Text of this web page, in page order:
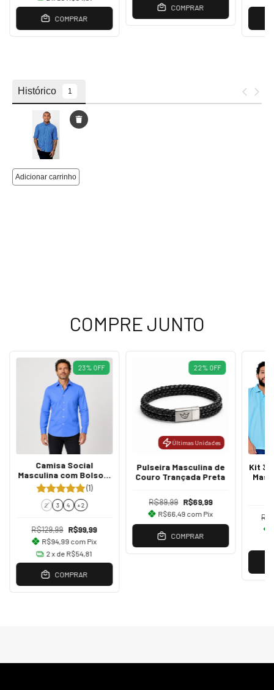
COMPRAR
COMPRAR
COMPRE JUNTO
23% OFF
Camisa Social
Masculina com Bolso e
Colarinho Italiano Azul
Italiano
(1)
2 3 4 + 2
R$129,99 R$99,99
R$94,99 com Pix
2x de R$54,81
COMPRAR
Últimas Unidades
22% OFF
Pulseira Masculina de
Couro Trançada Preta
R$89,99 R$69,99
R$66,49 com Pix
COMPRAR
Kit 3